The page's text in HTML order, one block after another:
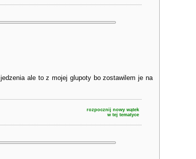
ale to z mojej glupoty bo zostawilem je na
rozpocznij nowy wątek
w tej tematyce